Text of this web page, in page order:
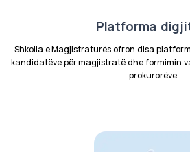
Platforma
Shkolla e Magjistraturës ofron disa
kandidatëve për magjistratë dhe formimin
prokurorëve.